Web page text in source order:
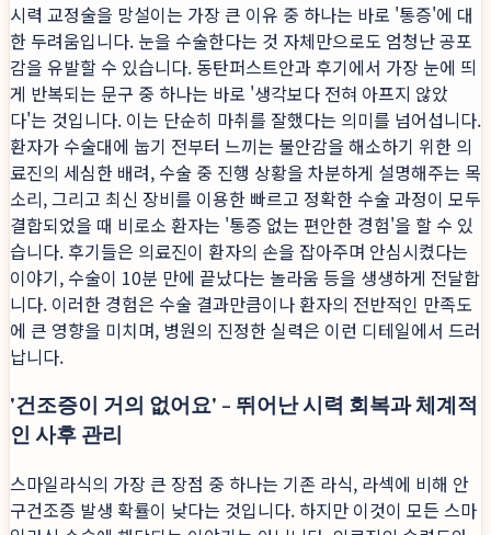
시력 교정술을 망설이는 가장 큰 이유 중 하나는 바로 '통증'에 대
한 두려움입니다. 눈을 수술한다는 것 자체만으로도 엄청난 공포
감을 유발할 수 있습니다. 동탄퍼스트안과 후기에서 가장 눈에 띄
게 반복되는 문구 중 하나는 바로 '생각보다 전혀 아프지 않았
다'는 것입니다. 이는 단순히 마취를 잘했다는 의미를 넘어섭니다.
환자가 수술대에 눕기 전부터 느끼는 불안감을 해소하기 위한 의
료진의 세심한 배려, 수술 중 진행 상황을 차분하게 설명해주는 목
소리, 그리고 최신 장비를 이용한 빠르고 정확한 수술 과정이 모두
결합되었을 때 비로소 환자는 '통증 없는 편안한 경험'을 할 수 있
습니다. 후기들은 의료진이 환자의 손을 잡아주며 안심시켰다는
이야기, 수술이 10분 만에 끝났다는 놀라움 등을 생생하게 전달합
니다. 이러한 경험은 수술 결과만큼이나 환자의 전반적인 만족도
에 큰 영향을 미치며, 병원의 진정한 실력은 이런 디테일에서 드러
납니다.
'건조증이 거의 없어요' - 뛰어난 시력 회복과 체계적
인 사후 관리
스마일라식의 가장 큰 장점 중 하나는 기존 라식, 라섹에 비해 안
구건조증 발생 확률이 낮다는 것입니다. 하지만 이것이 모든 스마